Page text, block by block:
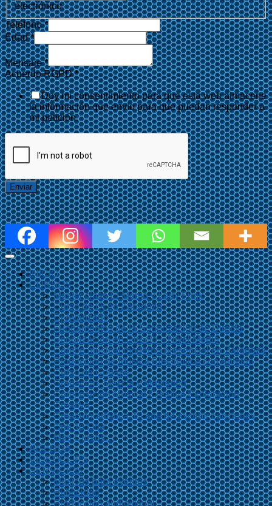
electrónico
Teléfono*
Edad*
Mensaje*
Acuerdo RGPD*
Doy mi consentimiento para que esta web almacene
la información que envío para que puedan responder a
mi petición.
Enviar
INICIO
CURSOS
Master class El Momo y Lady Funk
Curso de Dj en Zaragoza
Dj Avanzado
Fundamentos de la Sonorización de Directo
Sonorización en Directo – Nivel Medio
Combo musical moderno presencial en Zaragoza
Producción de Música Electrónica con Ableton
Curso de Cubase
Grabación, Mezcla y Mastering
Composición Musical Creativa Exploración
Creativa
Creación artística. El arte de escribir canciones
One To One
Más Cursos…
AGENDA
VIDEOCLIPS
SERVICIOS
Músicos para eventos
Publicidad
Producción audiovisual